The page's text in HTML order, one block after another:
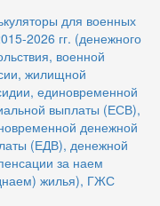
для военных
2026 гг. (денежного
военной
жилищной
единовременной
выплаты (ЕСВ),
денежной
(ЕДВ), денежной
за наем
жилья), ГЖС